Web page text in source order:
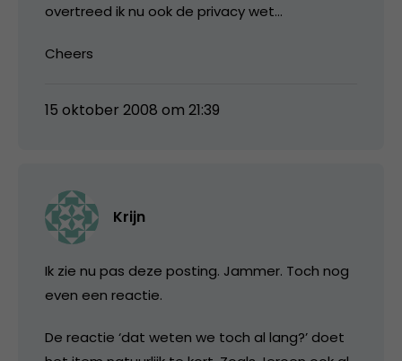
overtreed ik nu ook de privacy wet…
Cheers
15 oktober 2008 om 21:39
Krijn
Ik zie nu pas deze posting. Jammer. Toch nog
even een reactie.
De reactie ‘dat weten we toch al lang?’ doet